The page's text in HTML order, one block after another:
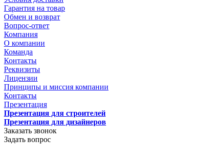
Гарантия на товар
Обмен и возврат
Вопрос-ответ
Компания
О компании
Команда
Контакты
Реквизиты
Лицензии
Принципы и миссия компании
Контакты
Презентация
Презентация для строителей
Презентация для дизайнеров
Заказать звонок
Задать вопрос